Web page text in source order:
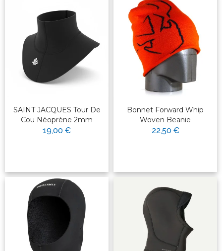
SAINT JACQUES Tour De
Cou Néoprène 2mm
19,00 €
Bonnet Forward Whip
Woven Beanie
22,50 €